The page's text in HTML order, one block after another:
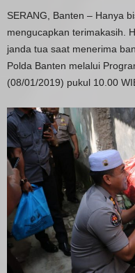
SERANG, Banten – Hanya
mengucapkan terimakasih.
janda tua saat menerima
Polda Banten melalui
(08/01/2019) pukul 10.00